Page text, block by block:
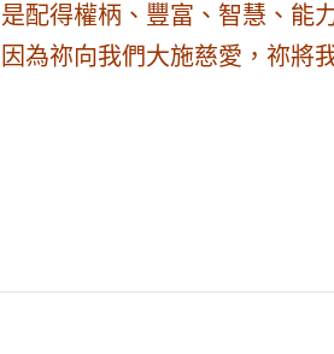
配得權柄、豐富、智慧、能
為祢向我們大施慈愛，祢將